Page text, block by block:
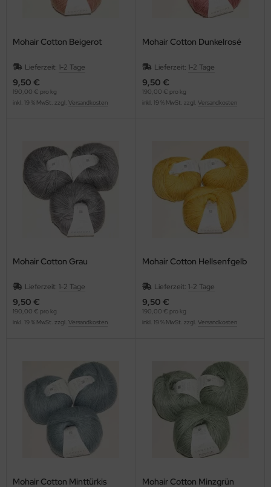
Mohair Cotton Beigerot
Lieferzeit: 1-2 Tage
9,50 €
190,00 € pro kg
inkl. 19 % MwSt. zzgl. Versandkosten
Mohair Cotton Dunkelrosé
Lieferzeit: 1-2 Tage
9,50 €
190,00 € pro kg
inkl. 19 % MwSt. zzgl. Versandkosten
Mohair Cotton Grau
Lieferzeit: 1-2 Tage
9,50 €
190,00 € pro kg
inkl. 19 % MwSt. zzgl. Versandkosten
Mohair Cotton Hellsenfgelb
Lieferzeit: 1-2 Tage
9,50 €
190,00 € pro kg
inkl. 19 % MwSt. zzgl. Versandkosten
Mohair Cotton Minttürkis Mohair Cotton Minzgrün